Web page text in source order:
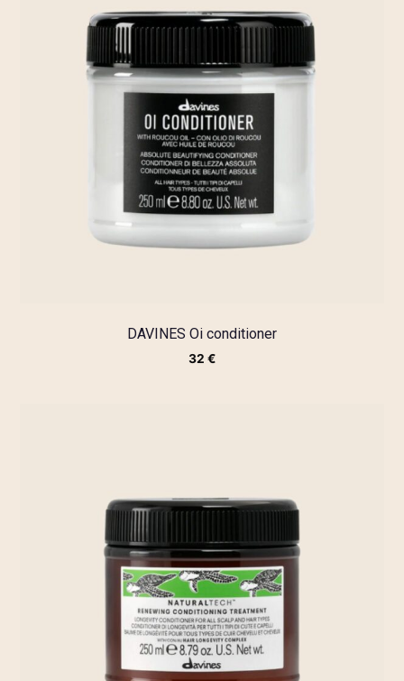
DAVINES Oi conditioner
32 €